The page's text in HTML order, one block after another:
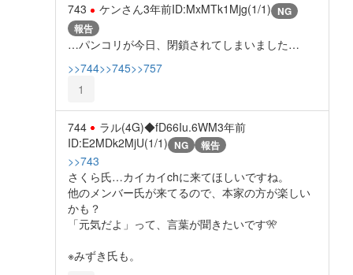
743 ケンさん3年前ID:MxMTk1Mjg(1/1) NG
報告
…パンコリが今日、閉鎖されてしまいました…
>>744>>745>>757
1
744 ラル(4G)◆fD66Iu.6WM3年前
ID:E2MDk2MjU(1/1) NG 報告
>>743
さくら氏…カイカイchに来てほしいですね。
他のメンバー氏が来てるので、本家の方が楽しい
かも？
「元気だよ」って、言葉が聞きたいです🎌
※みずき氏も。